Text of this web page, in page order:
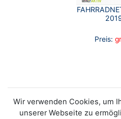
Preis:
Wir verwenden Cookies, um
unserer Webseite zu